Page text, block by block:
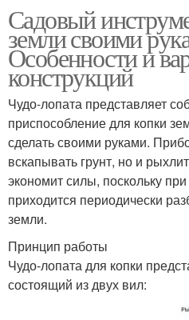
Садовый
земли своими
Особенности и
конструкций
Чудо-лопата представляет
приспособление для копки
сделать своими руками.
вскапывать грунт, но и
экономит силы, поскольку
приходится периодически
земли.
Принцип работы
Чудо-лопата для копки
состоящий из двух вил: